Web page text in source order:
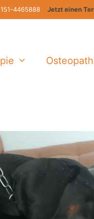
4465888 Jetzt einen